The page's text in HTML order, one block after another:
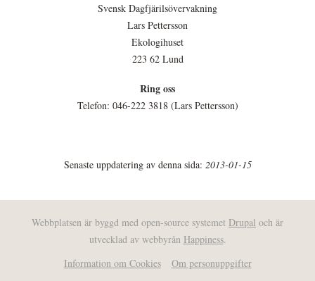
Svensk Dagfjärilsövervakning
Lars Pettersson
Ekologihuset
223 62 Lund
Ring oss
Telefon: 046-222 3818 (Lars Pettersson)
Senaste uppdatering av denna sida: 2013-01-15
Webbplatsen är byggd med open-source systemet Drupal och är
utvecklad av webbyrån Happiness.
Information om Cookies
Om personuppgifter